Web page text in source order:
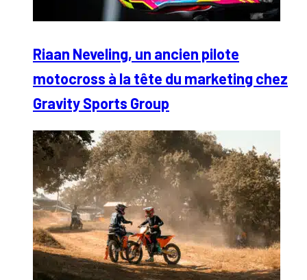
Riaan Neveling, un ancien pilote
motocross à la tête du marketing chez
Gravity Sports Group